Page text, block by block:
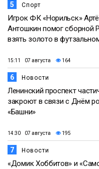
5 Спорт
Игрок ФК «Норильск»
Антошкин помог сборной
взять золото в
15:11 07 августа 164
6 Новости
Ленинский проспект
закроют в связи с Днём
«Башни»
14:30 07 августа 195
7 Новости
«Домик Хоббитов» и